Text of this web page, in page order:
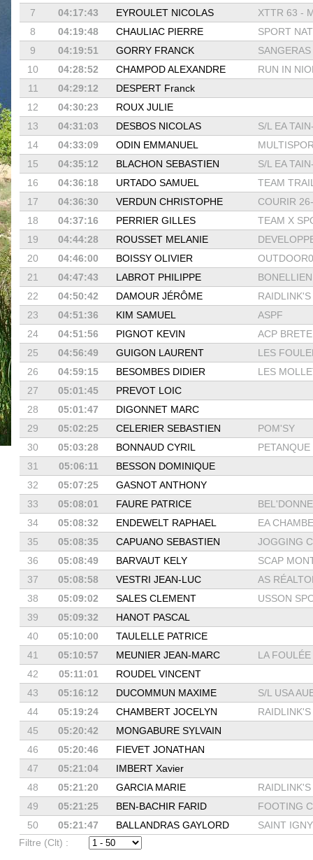
7
04:17:43 EYROULET NICOLAS
XTTR 63 -
8
04:19:48 CHAULIAC PIERRE
SPORT
9
04:19:51 GORRY FRANCK
SANGERAS
10
04:28:52 CHAMPOD ALEXANDRE
RUN IN
11
04:29:12
DESPERT Franck
12
04:30:23
ROUX JULIE
13
04:31:03 DESBOS NICOLAS
S/L EA
14
04:33:09 ODIN EMMANUEL
15
04:35:12 BLACHON SEBASTIEN
S/L EA
16
04:36:18 URTADO SAMUEL
TEAM
17
04:36:30 VERDUN CHRISTOPHE
COURIR
18
04:37:16 PERRIER GILLES
TEAM X
19
04:44:28 ROUSSET MELANIE
20
04:46:00 BOISSY OLIVIER
21
04:47:43 LABROT PHILIPPE
BONELLIEN
22
04:50:42 DAMOUR JÉRÔME
23
04:51:36 KIM SAMUEL
ASPF
24
04:51:56 PIGNOT KEVIN
ACP
25
04:56:49 GUIGON LAURENT
LES
26
04:59:15 BESOMBES DIDIER
LES
27
05:01:45
PREVOT LOIC
28
05:01:47
DIGONNET MARC
29
05:02:25 CELERIER SEBASTIEN
POM'SY
30
05:03:28 BONNAUD CYRIL
31
05:06:11
BESSON DOMINIQUE
32
05:07:25
GASNOT ANTHONY
33
05:08:01 FAURE PATRICE
34
05:08:32 ENDEWELT RAPHAEL
EA
35
05:08:35 CAPUANO SEBASTIEN
JOGGING
36
05:08:49 BARVAUT KELY
SCAP
37
05:08:58 VESTRI JEAN-LUC
AS
38
05:09:02 SALES CLEMENT
USSON
39
05:09:32
HANOT PASCAL
40
05:10:00
TAULELLE PATRICE
41
05:10:57 MEUNIER JEAN-MARC
LA
42
05:11:01
ROUDEL VINCENT
43
05:16:12 DUCOMMUN MAXIME
S/L USA
44
05:19:24 CHAMBERT JOCELYN
45
05:20:42
MONGABURE SYLVAIN
46
05:20:46
FIEVET JONATHAN
47
05:21:04
IMBERT Xavier
48
05:21:20 GARCIA MARIE
49
05:21:25 BEN-BACHIR FARID
FOOTING
50
05:21:47 BALLANDRAS GAYLORD
SAINT
Filtre (Clt) :